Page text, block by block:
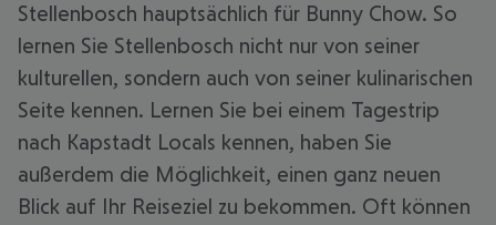
Stellenbosch hauptsächlich für Bunny Chow. So
lernen Sie Stellenbosch nicht nur von seiner
kulturellen, sondern auch von seiner kulinarischen
Seite kennen. Lernen Sie bei einem Tagestrip
nach Kapstadt Locals kennen, haben Sie
außerdem die Möglichkeit, einen ganz neuen
Blick auf Ihr Reiseziel zu bekommen. Oft können